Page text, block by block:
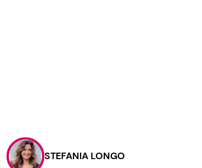
Contattaci
PubblicitàSTEFANIA LONGO